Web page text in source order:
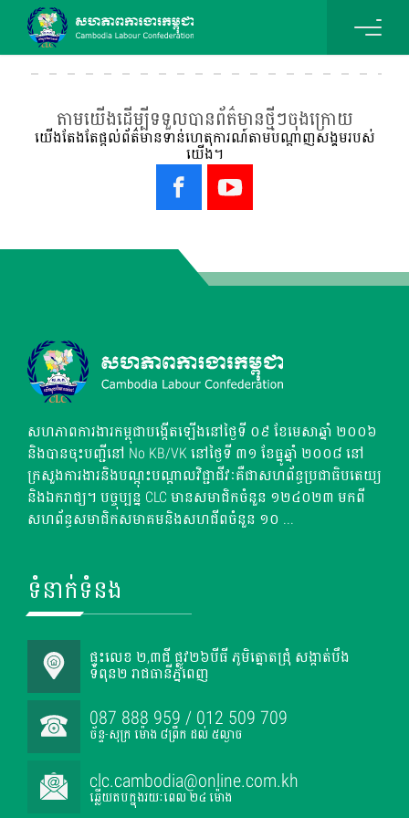
តាមយើងដើម្បីទទួលបានព័ត៌មានថ្មីៗចុងក្រោយ
យើងតែងតែផ្ដល់ព័ត៌មានទាន់ហេតុការណ៍តាមបណ្ដាញសង្គមរបស់
យើង។
សហភាពការងារកម្ពុជាបង្កើតឡើងនៅថ្ងៃទី ០៩ ខែមេសាឆ្នាំ ២០០៦
និងបានចុះបញ្ជីនៅ No KB/VK នៅថ្ងៃទី ៣១ ខែធ្នូឆ្នាំ ២០០៨ នៅ
ក្រសួងការងារនិងបណ្តុះបណ្តាលវិជ្ជាជីវៈគឺជាសហព័ន្ធប្រជាធិបតេយ្យ
និងឯករាជ្យ។ បច្ចុប្បន្ន CLC មានសមាជិកចំនួន ១២៤០២៣ មកពី
សហព័ន្ធសមាជិកសមាគមនិងសហជីពចំនួន ១០ ...
ទំនាក់ទំនង
ផ្ទះលេខ ២,៣ជី ផ្លូវ២៦បីធី ភូមិត្នោតជ្រុំ សង្កាត់បឹង
ទំពុន២ រាជធានីភ្នំពេញ
087 888 959 / 012 509 709
ច័ន្ទ-សុក្រ ម៉ោង ៨ព្រឹក ដល់ ៥ល្ងាច
clc.cambodia@online.com.kh
ឆ្លើយតបក្នុងរយៈពេល ២៤ ម៉ោង